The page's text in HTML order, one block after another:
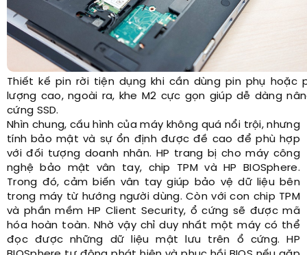
Thiết kế pin rời tiện dụng khi cần dùng pin phụ hoặc
lượng cao, ngoài ra, khe M2 cực gọn giúp dễ dàng
cứng SSD.
Nhìn chung, cấu hình của máy không quá nổi trội, nhưng
tính bảo mật và sự ổn định được đề cao để phù hợp
với đối tượng doanh nhân. HP trang bị cho máy công
nghệ bảo mật vân tay, chip TPM và HP BIOSphere.
Trong đó, cảm biến vân tay giúp bảo vệ dữ liệu bên
trong máy từ hướng người dùng. Còn với con chip TPM
và phần mềm HP Client Security, ổ cứng sẽ được mã
hóa hoàn toàn. Nhờ vậy chỉ duy nhất một máy có thể
đọc được những dữ liệu mật lưu trên ổ cứng. HP